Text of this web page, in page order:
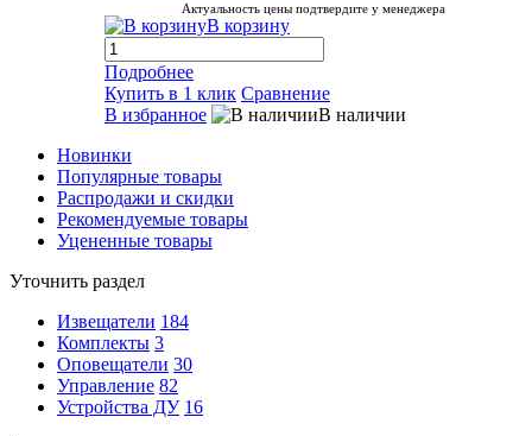
Актуальность цены подтвердите у менеджера
В корзину
Подробнее
Купить в 1 клик Сравнение
В избранное
В наличии
Новинки
Популярные товары
Распродажи и скидки
Рекомендуемые товары
Уцененные товары
Уточнить раздел
Извещатели 184
Комплекты 3
Оповещатели 30
Управление 82
Устройства ДУ 16